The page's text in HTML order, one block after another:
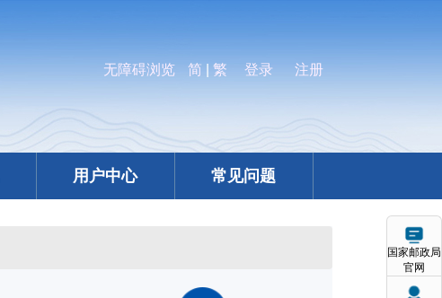
国家邮政局
官网
无障碍浏览 简 繁 登录 注册
用户中心 常见问题